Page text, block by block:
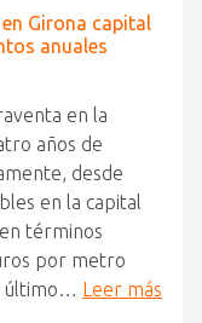
Girona capital
anuales
en la
años de
desde
en la capital
términos
por metro
último… Leer más